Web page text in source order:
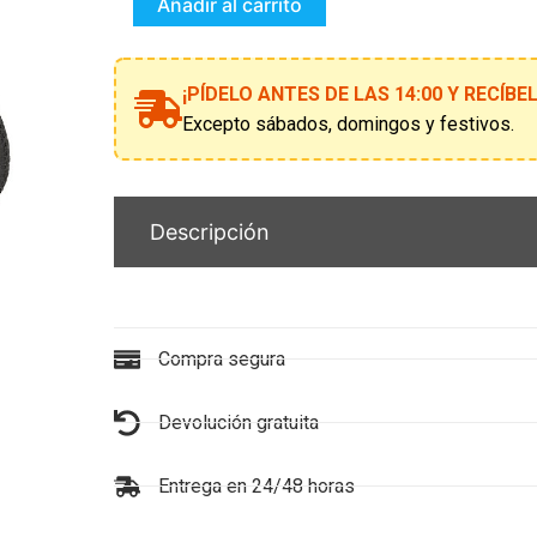
¡PÍDELO ANTES DE LAS 14:00 Y
Excepto sábados, domingos y festivos.
Descripción
Compra segura
Devolución gratuita
Entrega en 24/48 horas